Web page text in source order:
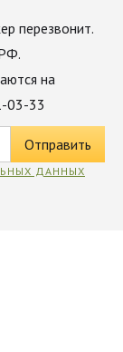
перезвонит.
на
03-33
ДАННЫХ